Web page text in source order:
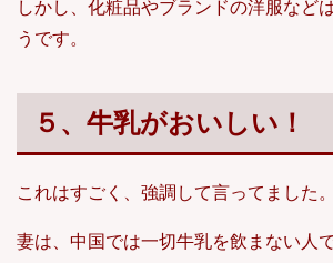
しかし、化粧品やブランドの洋服など
うです。
５、牛乳がおいしい！
これはすごく、強調して言ってました。
妻は、中国では一切牛乳を飲まない人